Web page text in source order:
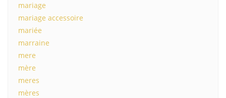
mariage
mariage accessoire
mariée
marraine
mere
mère
meres
mères